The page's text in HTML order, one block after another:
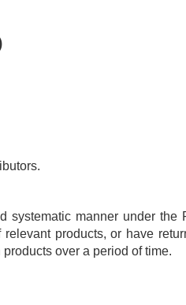
systematic manner under the
products, or have
over a period of time.